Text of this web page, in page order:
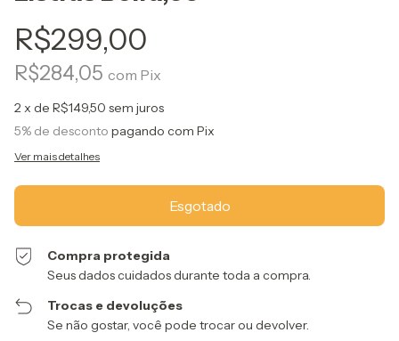
R$299,00
R$284,05 com Pix
2x de R$149,50 sem juros
5% de desconto pagando com Pix
Ver mais detalhes
Compra protegida
Seus dados cuidados durante toda a compra.
Trocas e devoluções
Se não gostar, você pode trocar ou devolver.